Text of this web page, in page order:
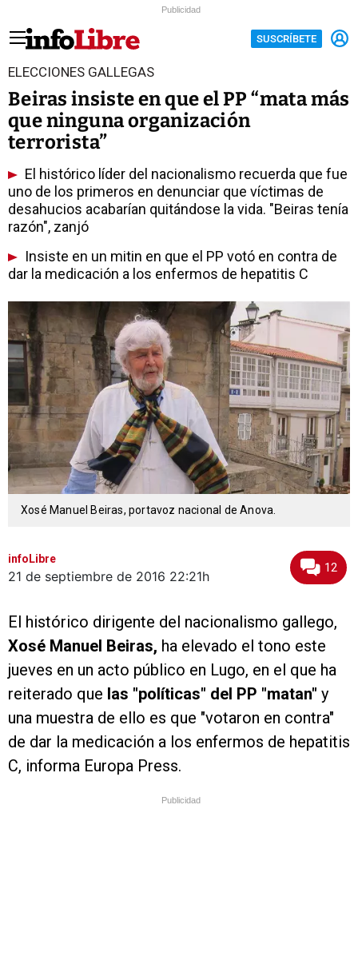
Publicidad
SUSCRÍBETE
ELECCIONES GALLEGAS
Beiras insiste en que el PP “mata más
que ninguna organización
terrorista”
El histórico líder del nacionalismo recuerda que fue
uno de los primeros en denunciar que víctimas de
desahucios acabarían quitándose la vida. "Beiras tenía
razón", zanjó
Insiste en un mitin en que el PP votó en contra de
dar la medicación a los enfermos de hepatitis C
Xosé Manuel Beiras, portavoz nacional de Anova.
infoLibre
21 de septiembre de 2016 22:21h
12
El histórico dirigente del nacionalismo gallego,
Xosé Manuel Beiras, ha elevado el tono este
jueves en un acto público en Lugo, en el que ha
reiterado que las "políticas" del PP "matan" y
una muestra de ello es que "votaron en contra"
de dar la medicación a los enfermos de hepatitis
C, informa Europa Press.
Publicidad